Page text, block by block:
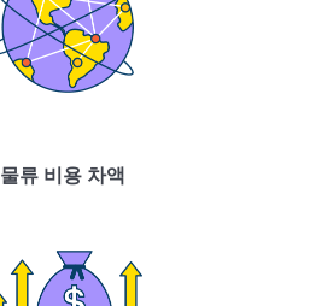
물류 비용 차액